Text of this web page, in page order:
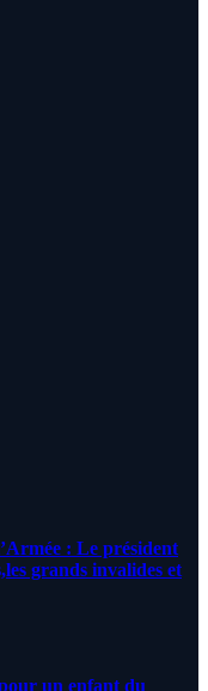
: Le président
grands invalides et
un enfant du